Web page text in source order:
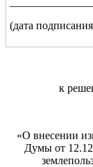
(дата
к
«О внесении
Думы от